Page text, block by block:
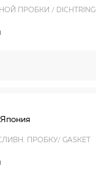
ПРОБКИ / DICHTRING
Япония
ПРОБКУ/ GASKET